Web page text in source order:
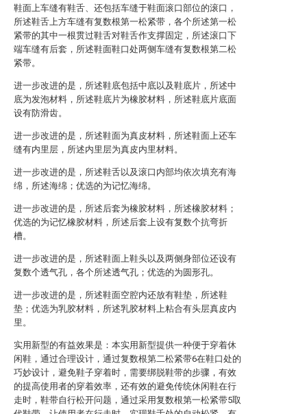
鞋面上车缝有鞋舌、还包括车缝于鞋面滚口部位的滚口，
所述鞋舌上方车缝有复数根第一松紧带，各个所述第一松
紧带的其中一根贯过鞋舌对鞋舌作支撑固定，所述滚口下
端车缝有后套，所述鞋面鞋口处两侧车缝有复数根第二松
紧带。
进一步改进的是，所述鞋底包括中底以及鞋底片，所述中
底为发泡材料，所述鞋底片为橡胶材料，所述鞋底片底面
设有防滑齿。
进一步改进的是，所述鞋面为真皮材料，所述鞋面上还车
缝有内里层，所述内里层为真皮内里材料。
进一步改进的是，所述鞋舌以及滚口内部均依次填充有海
绵，所述海绵；优选的为记忆海绵。
进一步改进的是，所述后套为橡胶材料，所述橡胶材料；
优选的为记忆橡胶材料，所述后套上设有复数个抗弯折
槽。
进一步改进的是，所述鞋面上鞋头以及两侧身部位还设有
复数个透气孔，各个所述透气孔；优选的为圆形孔。
进一步改进的是，所述鞋面空腔内还放有鞋垫，所述鞋
垫；优选为乳胶材料，所述乳胶材料上粘合有头层真皮内
里。
实用新型的有益效果是：本实用新型提供一种便于穿着休
闲鞋，通过合理设计，通过复数根第二松紧带6在鞋口处的
巧妙设计，避免鞋子穿着时，需要绑脱鞋带的步骤，有效
的提高使用者的穿着效率，还有效的避免传统休闲鞋在行
走时，鞋带自行松开问题，通过采用复数根第一松紧带5取